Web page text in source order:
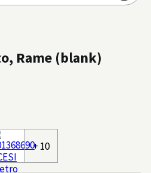
Rame (blank)
+ 10